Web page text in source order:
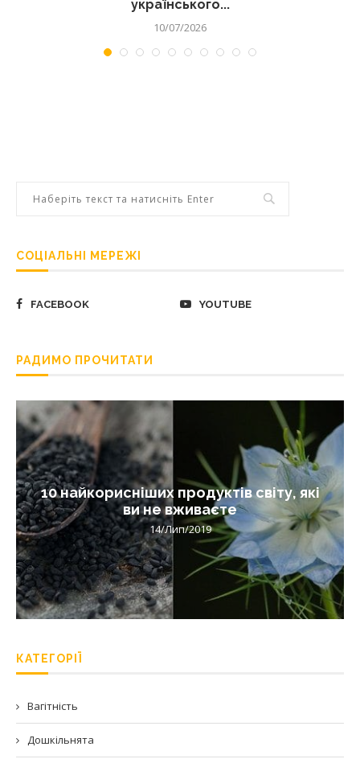
українського...
10/07/2026
СОЦІАЛЬНІ МЕРЕЖІ
FACEBOOK YOUTUBE
РАДИМО ПРОЧИТАТИ
10 найкорисніших продуктів світу, які
ви не вживаєте
14/Лип/2019
КАТЕГОРІЇ
Вагітність
Дошкільнята